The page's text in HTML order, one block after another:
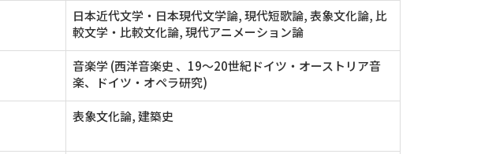
日本近代文学・日本現代文学論, 現代短歌論, 表象文化論, 比
較文学・比較文化論, 現代アニメーション論
音楽学 (西洋音楽史 、19〜20世紀ドイツ・オーストリア音
楽、ドイツ・オペラ研究)
表象文化論, 建築史